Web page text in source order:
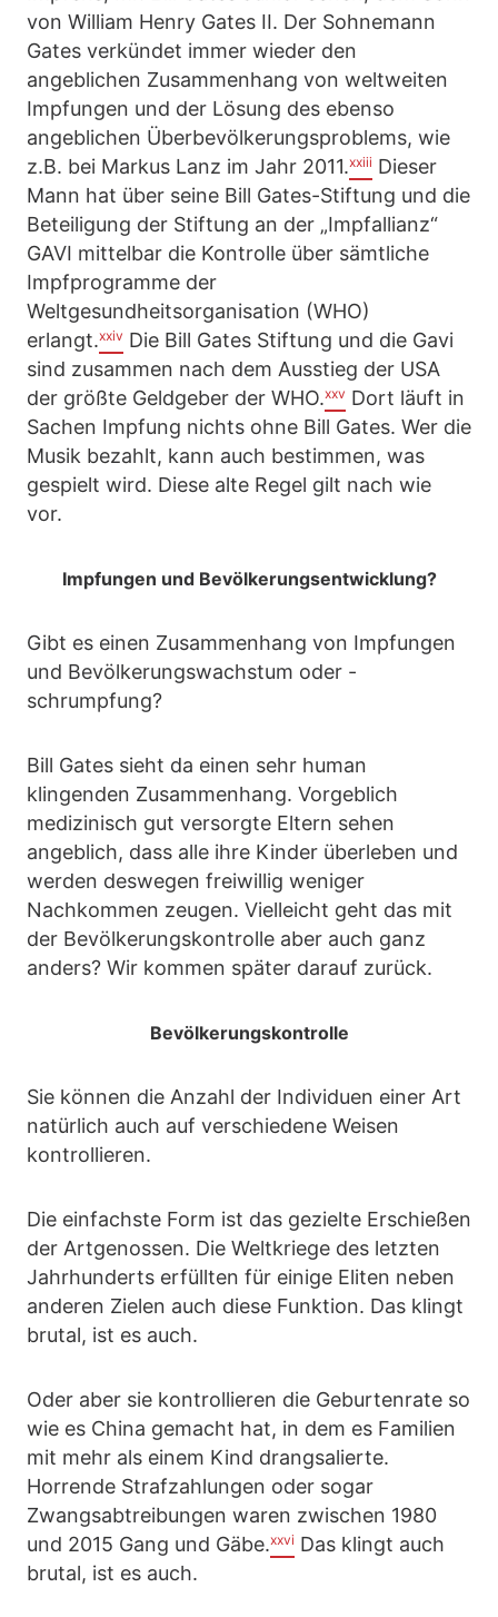
von William Henry Gates II. Der Sohnemann
Gates verkündet immer wieder den
angeblichen Zusammenhang von weltweiten
Impfungen und der Lösung des ebenso
angeblichen Überbevölkerungsproblems, wie
z.B. bei Markus Lanz im Jahr 2011.xxiii Dieser
Mann hat über seine Bill Gates-Stiftung und die
Beteiligung der Stiftung an der „Impfallianz“
GAVI mittelbar die Kontrolle über sämtliche
Impfprogramme der
Weltgesundheitsorganisation (WHO)
erlangt.xxiv Die Bill Gates Stiftung und die Gavi
sind zusammen nach dem Ausstieg der USA
der größte Geldgeber der WHO.xxv Dort läuft in
Sachen Impfung nichts ohne Bill Gates. Wer die
Musik bezahlt, kann auch bestimmen, was
gespielt wird. Diese alte Regel gilt nach wie
vor.
Impfungen und Bevölkerungsentwicklung?
Gibt es einen Zusammenhang von Impfungen
und Bevölkerungswachstum oder -
schrumpfung?
Bill Gates sieht da einen sehr human
klingenden Zusammenhang. Vorgeblich
medizinisch gut versorgte Eltern sehen
angeblich, dass alle ihre Kinder überleben und
werden deswegen freiwillig weniger
Nachkommen zeugen. Vielleicht geht das mit
der Bevölkerungskontrolle aber auch ganz
anders? Wir kommen später darauf zurück.
Bevölkerungskontrolle
Sie können die Anzahl der Individuen einer Art
natürlich auch auf verschiedene Weisen
kontrollieren.
Die einfachste Form ist das gezielte Erschießen
der Artgenossen. Die Weltkriege des letzten
Jahrhunderts erfüllten für einige Eliten neben
anderen Zielen auch diese Funktion. Das klingt
brutal, ist es auch.
Oder aber sie kontrollieren die Geburtenrate so
wie es China gemacht hat, in dem es Familien
mit mehr als einem Kind drangsalierte.
Horrende Strafzahlungen oder sogar
Zwangsabtreibungen waren zwischen 1980
und 2015 Gang und Gäbe.xxvi Das klingt auch
brutal, ist es auch.